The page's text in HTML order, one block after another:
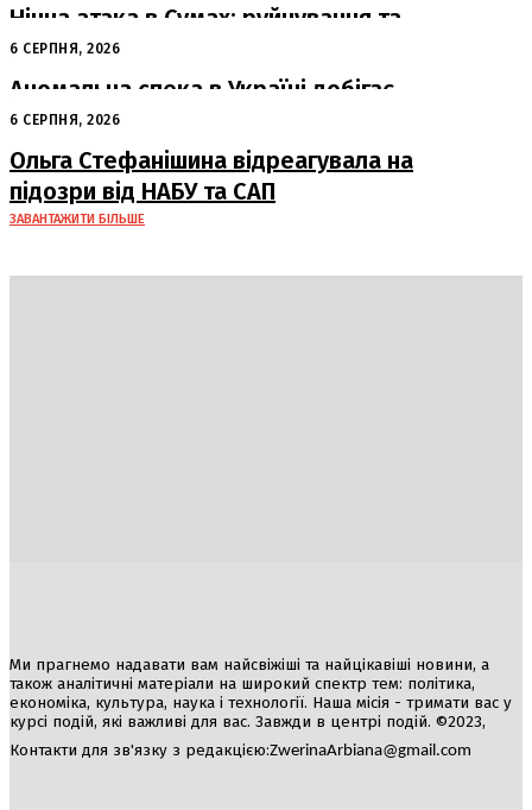
Нічна атака в Сумах: руйнування та
жертви від російських авіабомб
6 СЕРПНЯ, 2026
Аномальна спека в Україні добігає
кінця: очікується похолодання
6 СЕРПНЯ, 2026
Ольга Стефанішина відреагувала на
підозри від НАБУ та САП
ЗАВАНТАЖИТИ БІЛЬШЕ
Ми прагнемо надавати вам найсвіжіші та найцікавіші новини, а
також аналітичні матеріали на широкий спектр тем: політика,
економіка, культура, наука і технології. Наша місія - тримати вас у
курсі подій, які важливі для вас. Завжди в центрі подій. ©2023,
Контакти для зв'язку з редакцією:ZwerinaArbiana@gmail.com